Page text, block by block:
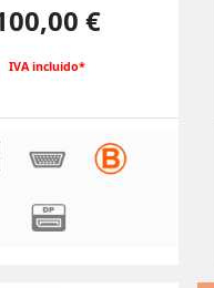
€
IVA incluido*